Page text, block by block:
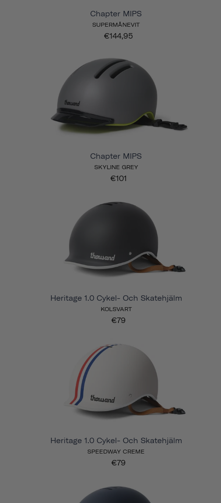
Chapter MIPS
SUPERMÅNEVIT
€144,95
Chapter MIPS
SKYLINE GREY
€101
Heritage 1.0 Cykel- Och Skatehjälm
KOLSVART
€79
Heritage 1.0 Cykel- Och Skatehjälm
SPEEDWAY CREME
€79